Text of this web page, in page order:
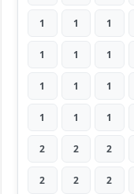
1 1 1
1 1 1
1 1 1
1 1 1
2 2 2
2 2 2